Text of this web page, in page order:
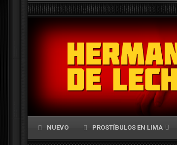
NUEVO PROSTÍBULOS EN LIMA